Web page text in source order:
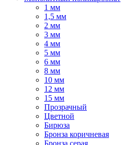
1 мм
1,5 мм
2 мм
3 мм
4 мм
5 мм
6 мм
8 мм
10 мм
12 мм
15 мм
Прозрачный
Цветной
Бирюза
Бронза коричневая
Бронза серая